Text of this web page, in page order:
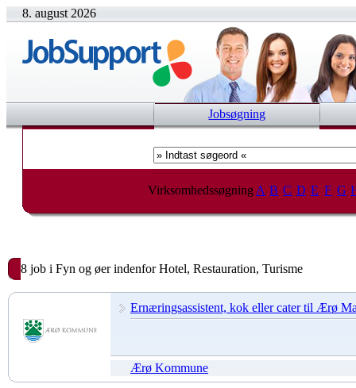
8. august 2026
Jobsøgning
Virksomhedssøgning A B C D E F G
8 job i Fyn og øer indenfor Hotel, Restauration, Turisme
Ernæringsassistent, kok eller cater til Ærø
Ærø Kommune